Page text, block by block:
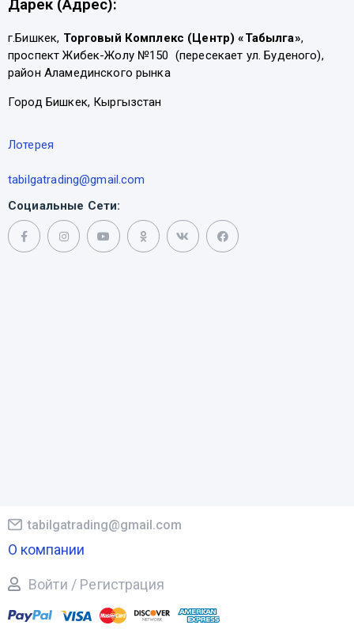
Дарек (Адрес):
г.Бишкек, Торговый Комплекс (Центр) «Табылга»,
проспект Жибек-Жолу №150 (пересекает ул. Буденого),
район Аламединского рынка
Город Бишкек, Кыргызстан
Лотерея
tabilgatrading@gmail.com
Социальные Сети:
tabilgatrading@gmail.com
О компании
Войти / Регистрация